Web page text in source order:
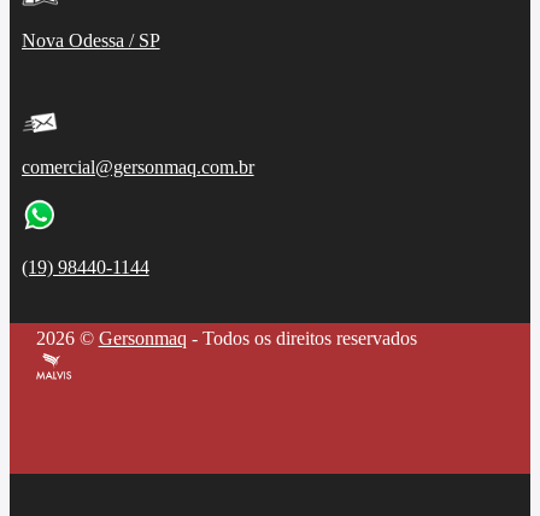
Nova Odessa / SP
comercial@gersonmaq.com.br
(19) 98440-1144
2026 © Gersonmaq - Todos os direitos reservados